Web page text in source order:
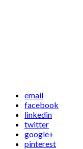
email
facebook
linkedin
twitter
google+
pinterest